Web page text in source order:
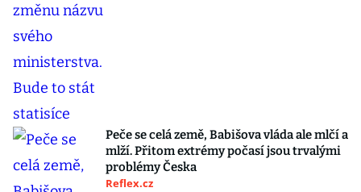
Peče se celá země, Babišova vláda ale mlčí a
mlží. Přitom extrémy počasí jsou trvalými
problémy Česka
Reflex.cz